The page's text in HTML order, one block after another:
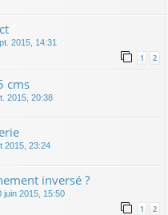
2015, 14:31
1 2
cms
2015, 20:38
2015, 23:24
inversé ?
juin 2015, 15:50
1 2